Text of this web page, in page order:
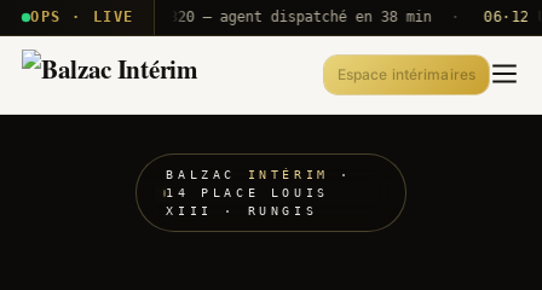
OPS · LIVE
T2E · B71 Push A320 — agent dispatché en 38 min · 06·12 UTC
Espace intérimaires
BALZAC INTÉRIM
·
14 PLACE LOUIS
XIII · RUNGIS